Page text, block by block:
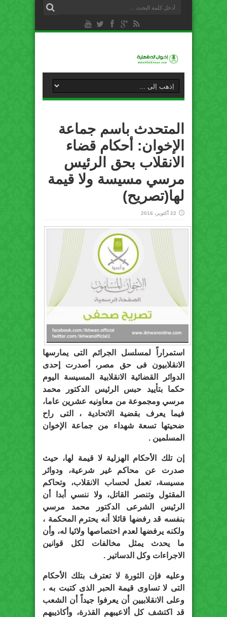
المتحدث باسم جماعة
الإخوان: أحكام قضاء
الانقلاب بحق الرئيس
مرسي مسيسة ولا قيمة
لها(تصريح)
22 أكتوبر، 2016
استمراراً لمسلسل الجرائم التى يمارسها
الانقلابيون فى حق مصر، أصدرت إحدى
الدوائر القضائية الانقلابية المسيسة اليوم
حكما بتأييد حبس الرئيس الدكتور محمد
مرسي ومجموعة من معاونيه عشرين عاما،
فيما يعرف بقضية الاتحادية ، التى راح
ضحيتها تسعة شهداء من جماعة الإخوان
المسلمين .
إن تلك الأحكام الهزلية لا قيمة لها، حيث
صدرت عن محاكم غير شرعية، ودوائر
مسيسة، تعمل لحساب الانقلاب، وتحاكم
المقتول وتنصر القاتل، ولا ننسي أبدا أن
الرئيس الشرعى الدكتور محمد مرسي
بنفسه قد رفضها قائلا أنه يحترم المحكمة ،
ولكنه يرفضها لعدم اختصاصها ولائيا له، وأن
ما يحدث يمثل مخالفات لكل قوانين
الاجراءات وكل الدساتير .
وعليه فإن الثورة لا تعترف بتلك الأحكام
التى لا تساوى قيمة الحبر الذى كتبت به ،
وعلى الانقلابيين أن يعرفوا جيداً أن الشعب
قد اكتشف كل ألاعيبهم القذرة، وأكاذيبهم